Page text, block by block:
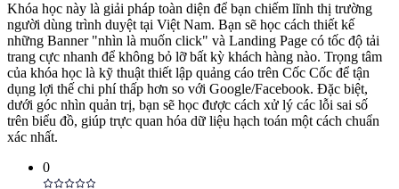
Khóa học này là giải pháp toàn diện để bạn chiếm lĩnh thị trường
người dùng trình duyệt tại Việt Nam. Bạn sẽ học cách thiết kế
những Banner "nhìn là muốn click" và Landing Page có tốc độ tải
trang cực nhanh để không bỏ lỡ bất kỳ khách hàng nào. Trọng tâm
của khóa học là kỹ thuật thiết lập quảng cáo trên Cốc Cốc để tận
dụng lợi thế chi phí thấp hơn so với Google/Facebook. Đặc biệt,
dưới góc nhìn quản trị, bạn sẽ học được cách xử lý các lỗi sai số
trên biểu đồ, giúp trực quan hóa dữ liệu hạch toán một cách chuẩn
xác nhất.
0